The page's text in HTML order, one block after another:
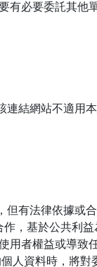
必要委託其
結網站不適用
有法律依據或
，基於公共利
者權益或導
人資料時，將對